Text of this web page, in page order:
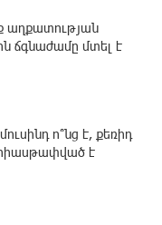
աղքատության
ճգնաժամը մտել է
ո՞նց է, քեռիդ
հիասթափված է